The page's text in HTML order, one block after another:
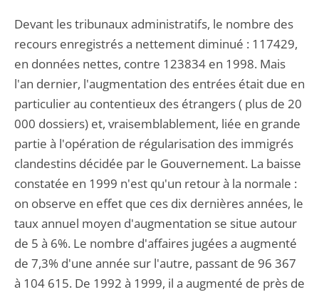
Devant les tribunaux administratifs, le nombre des
recours enregistrés a nettement diminué : 117429,
en données nettes, contre 123834 en 1998. Mais
l'an dernier, l'augmentation des entrées était due en
particulier au contentieux des étrangers ( plus de 20
000 dossiers) et, vraisemblablement, liée en grande
partie à l'opération de régularisation des immigrés
clandestins décidée par le Gouvernement. La baisse
constatée en 1999 n'est qu'un retour à la normale :
on observe en effet que ces dix dernières années, le
taux annuel moyen d'augmentation se situe autour
de 5 à 6%. Le nombre d'affaires jugées a augmenté
de 7,3% d'une année sur l'autre, passant de 96 367
à 104 615. De 1992 à 1999, il a augmenté de près de